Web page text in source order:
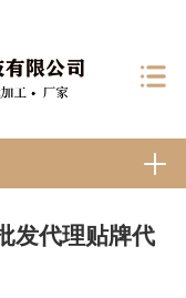
发代理贴牌代